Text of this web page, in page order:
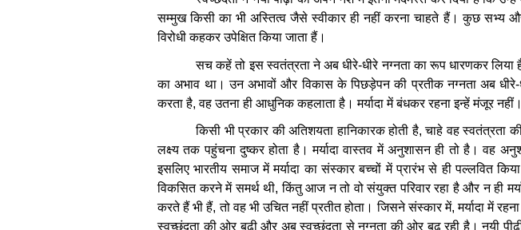
सम्मुख किसी का भी अस्तित्व जैसे स्वीकार ही नहीं करना चाहते हैं। कुछ सभ्य
विरोधी कहकर उपेक्षित किया जाता हैं।
सच कहें तो इस स्वतंत्रता ने अब धीरे-धीरे नग्नता का रूप धारणकर लिया
का अभाव था। उन अभावों और विकास के पिछड़ेपन की प्रतीक नग्नता अब धीरे-
करता है,वह उतना ही आधुनिक कहलाता है। मर्यादा में बंधकर रहना इन्हें मंजूर नहीं।
किसी भी प्रकार की अतिशयता हानिकारक होती है,चाहे वह स्वतंत्रता
लक्ष्य तक पहुंचना दुष्कर होता है। मर्यादा वास्तव में अनुशासन ही तो है। वह
इसलिए भारतीय समाज में मर्यादा का संस्कार बच्चों में प्रारंभ से ही पल्लवित किया
विकसित करने में समर्थ थी,किंतु आज न तो वो संयुक्त परिवार रहा है और न ही
करते हैं भी हैं,तो वह भी उचित नहीं प्रतीत होता। जिसने संस्कार में,मर्यादा में रहना
स्वच्छंदता की ओर बढ़ी और अब स्वच्छंदता से नग्नता की ओर बढ़ रही है। नयी